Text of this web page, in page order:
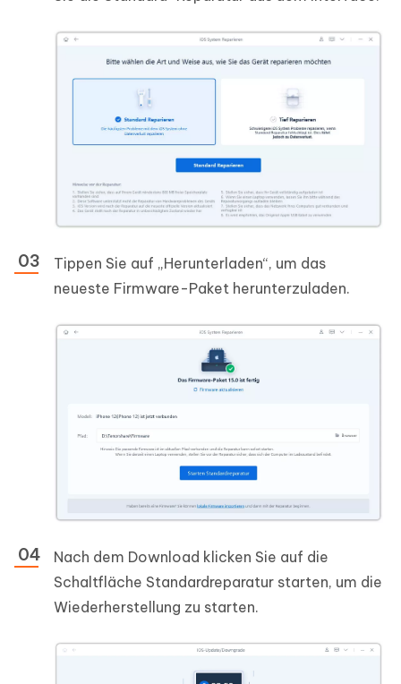
Tippen Sie auf „Herunterladen“, um das
neueste Firmware-Paket herunterzuladen.
Nach dem Download klicken Sie auf die
Schaltfläche Standardreparatur starten, um die
Wiederherstellung zu starten.